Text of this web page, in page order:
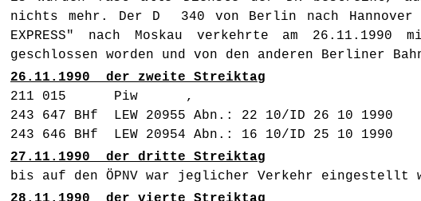
nichts mehr. Der D 340 von Berlin nach Hannover
EXPRESS" nach Moskau verkehrte am
geschlossen worden und von den anderen Berliner
26.11.1990 der zweite Streiktag
211 015 Piw , 243
243 647 BHf LEW 20955 Abn.: 22 10/
243 646 BHf LEW 20954 Abn.: 16 10/
27.11.1990 der dritte Streiktag
bis auf den ÖPNV war jeglicher Verkehr eingestellt